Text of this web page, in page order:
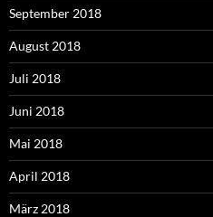
September 2018
August 2018
Juli 2018
Juni 2018
Mai 2018
April 2018
März 2018